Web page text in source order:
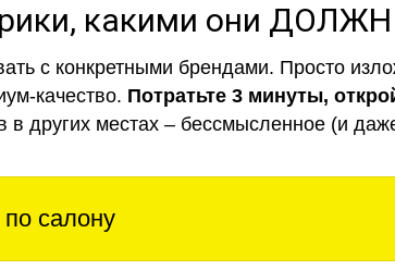
какими они
с конкретными брендами. Просто
качество. Потратьте 3 минуты,
в других местах – бессмысленное (и
по салону